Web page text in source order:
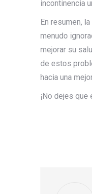
incontinencia
En resumen,
menudo
mejorar su
de estos
hacia una
¡No dejes